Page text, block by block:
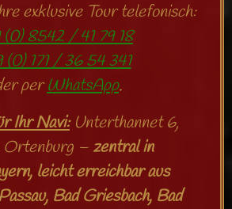
exklusive Tour telefonisch:
(0) 8542 / 41 79 18
(0) 171 / 36 54 341
perWhatsApp.
Ihr Navi:Unterthannet 6,
Ortenburg – zentral in
leicht erreichbar aus
Bad Griesbach, Bad